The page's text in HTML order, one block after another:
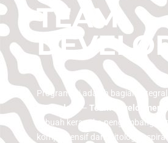
TEAM
Program ini adalah bagian
Teamology – Team Development
sebuah kerangka pengembangan
komprehensif dari Mitologi Inspira